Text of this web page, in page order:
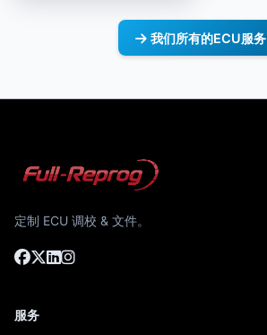
我们所有的ECU服务
定制 ECU 调校 & 文件。
服务